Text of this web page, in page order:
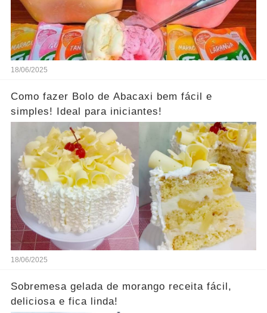
18/06/2025
Como fazer Bolo de Abacaxi bem fácil e
simples! Ideal para iniciantes!
18/06/2025
Sobremesa gelada de morango receita fácil,
deliciosa e fica linda!